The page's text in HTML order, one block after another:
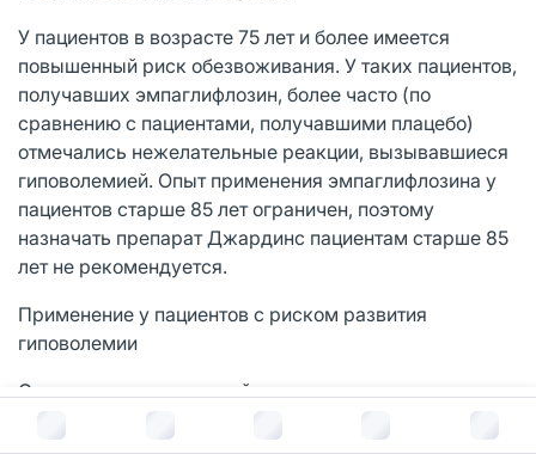
У пациентов в возрасте 75 лет и более имеется
повышенный риск обезвоживания. У таких пациентов,
получавших эмпаглифлозин, более часто (по
сравнению с пациентами, получавшими плацебо)
отмечались нежелательные реакции, вызывавшиеся
гиповолемией. Опыт применения эмпаглифлозина у
пациентов старше 85 лет ограничен, поэтому
назначать препарат Джардинс пациентам старше 85
лет не рекомендуется.
Применение у пациентов с риском развития
гиповолемии
Согласно механизму действия прием препарата
снижению артериального давления. Поэтому следует